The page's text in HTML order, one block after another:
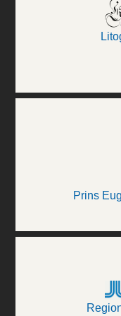
Prins